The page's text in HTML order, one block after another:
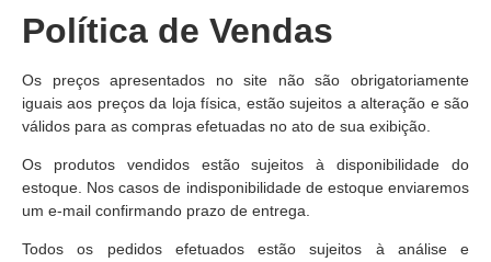
Política de Vendas
Os preços apresentados no site não são obrigatoriamente
iguais aos preços da loja física, estão sujeitos a alteração e são
válidos para as compras efetuadas no ato de sua exibição.
Os produtos vendidos estão sujeitos à disponibilidade do
estoque. Nos casos de indisponibilidade de estoque enviaremos
um e-mail confirmando prazo de entrega.
Todos os pedidos efetuados estão sujeitos à análise e